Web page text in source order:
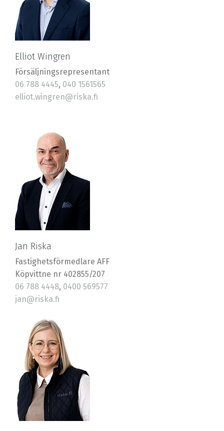
Elliot Wingren
Försäljningsrepresentant
06 788 4445, 040 1561565
elliot.wingren@riska.fi
Jan Riska
Fastighetsförmedlare AFF
Köpvittne nr 402855/207
06 788 4448, 0400 569577
jan@riska.fi